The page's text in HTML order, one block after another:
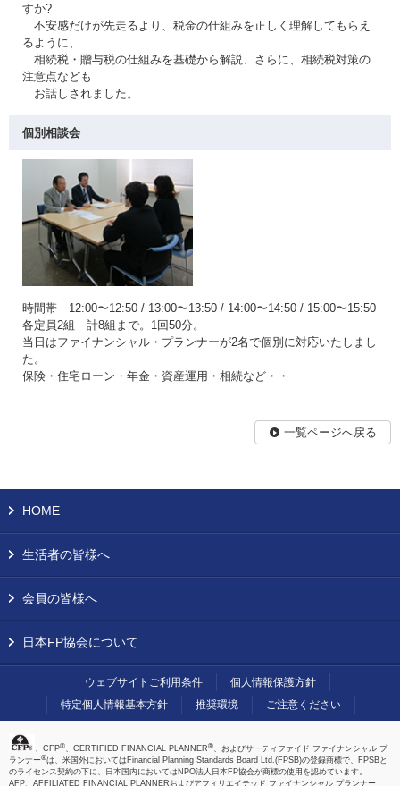
すか?
不安感だけが先走るより、税金の仕組みを正しく理解してもらえ
るように、
相続税・贈与税の仕組みを基礎から解説、さらに、相続税対策の
注意点なども
お話しされました。
個別相談会
時間帯 12:00〜12:50 / 13:00〜13:50 / 14:00〜14:50 / 15:00〜15:50
各定員2組 計8組まで。1回50分。
当日はファイナンシャル・プランナーが2名で個別に対応いたしまし
た。
保険・住宅ローン・年金・資産運用・相続など・・
一覧ページへ戻る
HOME
生活者の皆様へ
会員の皆様へ
日本FP協会について
ウェブサイトご利用条件
個人情報保護方針
特定個人情報基本方針
推奨環境 ご注意ください
、CFP®、CERTIFIED FINANCIAL PLANNER®、およびサーティファイド ファイナンシャル プ
ランナー®は、米国外においてはFinancial Planning Standards Board Ltd.(FPSB)の登録商標で、FPSBと
のライセンス契約の下に、日本国内においてはNPO法人日本FP協会が商標の使用を認めています。
AFP、AFFILIATED FINANCIAL PLANNERおよびアフィリエイテッド ファイナンシャル プランナー